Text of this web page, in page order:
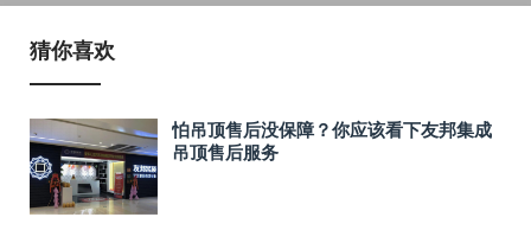
猜你喜欢
怕吊顶售后没保障？你应该看下友邦集成
吊顶售后服务